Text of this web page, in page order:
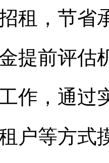
租 ，节省
提前评估
作，通过
户等方式